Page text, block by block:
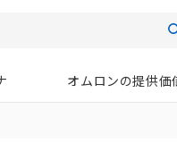
オムロンの提供価